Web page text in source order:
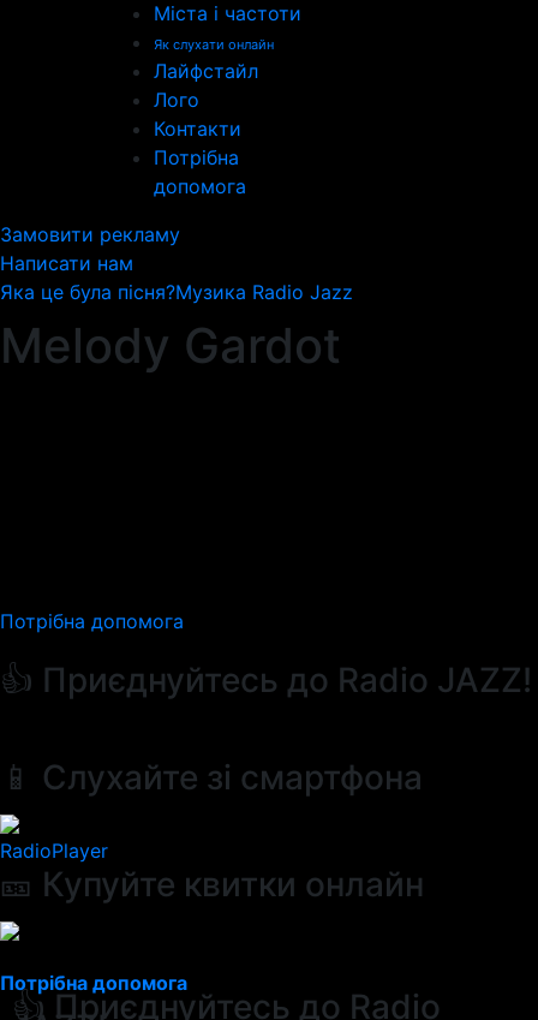
Міста і частоти
Як слухати онлайн
Лайфстайл
Лого
Контакти
Потрібна
допомога
Замовити рекламу
Написати нам
Яка це була пісня?Музика Radio Jazz
Melody Gardot
Потрібна допомога
👍 Приєднуйтесь до Radio JAZZ!
📱 Слухайте зі смартфона
RadioPlayer
🎫 Купуйте квитки онлайн
Потрібна допомога
👍 Приєднуйтесь до Radio